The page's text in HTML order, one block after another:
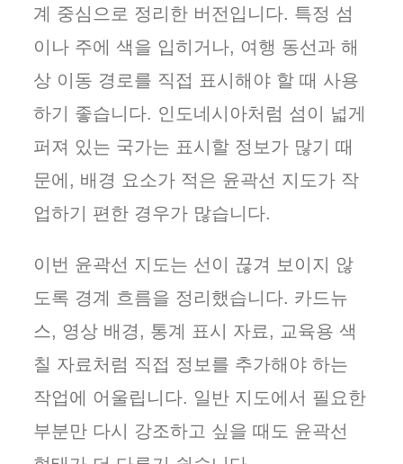
계 중심으로 정리한 버전입니다. 특정 섬
이나 주에 색을 입히거나, 여행 동선과 해
상 이동 경로를 직접 표시해야 할 때 사용
하기 좋습니다. 인도네시아처럼 섬이 넓게
퍼져 있는 국가는 표시할 정보가 많기 때
문에, 배경 요소가 적은 윤곽선 지도가 작
업하기 편한 경우가 많습니다.
이번 윤곽선 지도는 선이 끊겨 보이지 않
도록 경계 흐름을 정리했습니다. 카드뉴
스, 영상 배경, 통계 표시 자료, 교육용 색
칠 자료처럼 직접 정보를 추가해야 하는
작업에 어울립니다. 일반 지도에서 필요한
부분만 다시 강조하고 싶을 때도 윤곽선